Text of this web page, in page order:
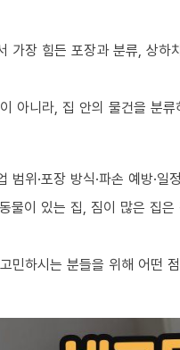
가장 힘든 포장과 분류, 상
아니라, 집 안의 물건을 분
범위·포장 방식·파손 예방·
물이 있는 집, 짐이 많은 집
민하시는 분들을 위해 어떤